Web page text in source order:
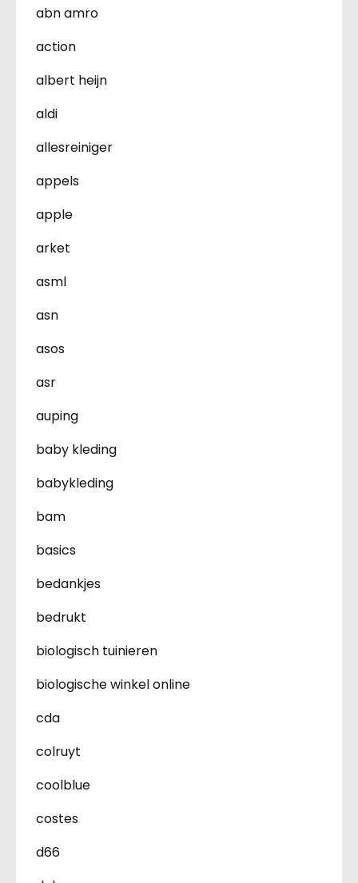
abn amro
action
albert heijn
aldi
allesreiniger
appels
apple
arket
asml
asn
asos
asr
auping
baby kleding
babykleding
bam
basics
bedankjes
bedrukt
biologisch tuinieren
biologische winkel online
cda
colruyt
coolblue
costes
d66